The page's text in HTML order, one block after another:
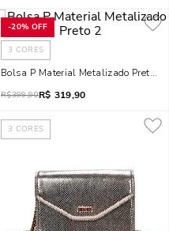
-20% OFF
3 CORES
Bolsa P Material Metalizado Preto 2
R$399,90R$ 319,90
3 CORES